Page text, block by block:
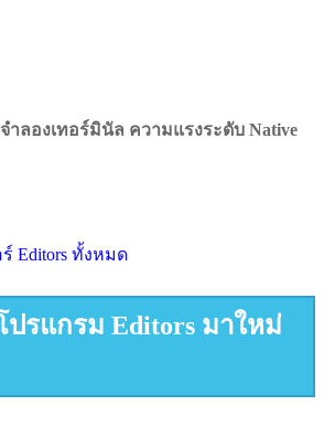
ำลองเทอร์มินัล ความแรงระดับ Native
Editors ทั้งหมด
รแกรม Editors มาใหม่